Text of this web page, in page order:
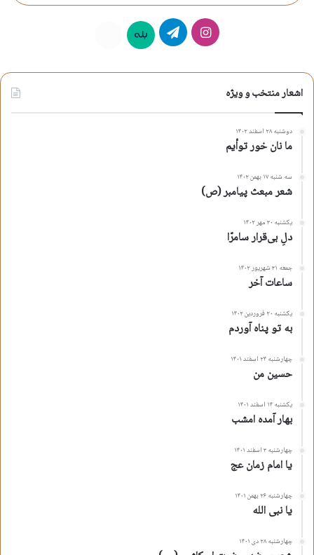
اینستاگرامتلگرام بله
اشعار منتخب و ویژه
دوشنبه ۲۸ اسفند ۱۴۰۲
ما نان خور توأیم
سه شنبه ۱۷ بهمن ۱۴۰۲
شعر مبعث پیامبر (ص)
یکشنبه ۳۰ مهر ۱۴۰۲
دلِ بی‌قرار سامرّا
جمعه ۳۱ شهریور ۱۴۰۲
ساعات آخر
یکشنبه ۲۰ فروردین ۱۴۰۲
به تو پناه آوردم
چهارشنبه ۲۴ اسفند ۱۴۰۱
حسین من
یکشنبه ۱۴ اسفند ۱۴۰۱
بهار آمده امشب
چهارشنبه ۳ اسفند ۱۴۰۱
یا امام زمان عج
چهارشنبه ۲۶ بهمن ۱۴۰۱
یا نبی الله
چهارشنبه ۲۸ دی ۱۴۰۱